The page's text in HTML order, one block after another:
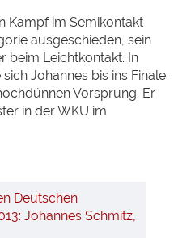
Kampf im Semikontakt
ausgeschieden, sein
beim Leichtkontakt. In
Johannes bis ins Finale
Vorsprung. Er
in der WKU im